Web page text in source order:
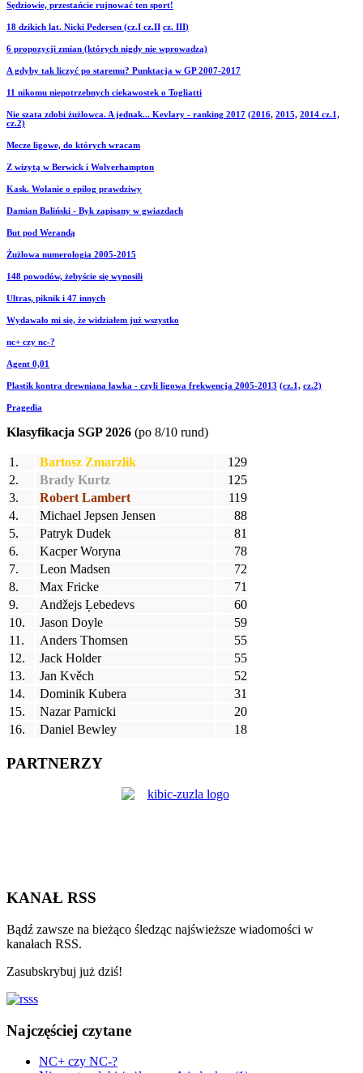
Sędziowie, przestańcie rujnować ten sport!
18 dzikich lat. Nicki Pedersen (cz.I cz.II cz. III)
6 propozycji zmian (których nigdy nie wprowadzą)
A gdyby tak liczyć po staremu? Punktacja w GP 2007-2017
11 nikomu niepotrzebnych ciekawostek o Togliatti
Nie szata zdobi żużlowca. A jednak... Kevlary - ranking 2017 (2016, 2015, 2014 cz.1,
cz.2)
Mecze ligowe, do których wracam
Z wizytą w Berwick i Wolverhampton
Kask. Wołanie o epilog prawdziwy
Damian Baliński - Byk zapisany w gwiazdach
But pod Werandą
Żużlowa numerologia 2005-2015
148 powodów, żebyście się wynosili
Ultras, piknik i 47 innych
Wydawało mi się, że widziałem już wszystko
nc+ czy nc-?
Agent 0,01
Plastik kontra drewniana ławka - czyli ligowa frekwencja 2005-2013 (cz.1, cz.2)
Pragedia
Klasyfikacja SGP 2026 (po 8/10 rund)
1. Bartosz Zmarzlik
129
2.
Brady Kurtz
125
3.
Robert Lambert
119
4.
Michael Jepsen Jensen
88
5.
Patryk Dudek
81
6.
Kacper Woryna
78
7.
Leon Madsen
72
8.
Max Fricke
71
9.
Andžejs Ļebedevs
60
10.
Jason Doyle
59
11.
Anders Thomsen
55
12.
Jack Holder
55
13.
Jan Kvěch
52
14.
Dominik Kubera
31
15.
Nazar Parnicki
20
16.
Daniel Bewley 18
PARTNERZY
KANAŁ RSS
Bądź zawsze na bieżąco śledząc najświeższe wiadomości w
kanałach RSS.
Zasubskrybuj już dziś!
Najczęściej czytane
NC+ czy NC-?